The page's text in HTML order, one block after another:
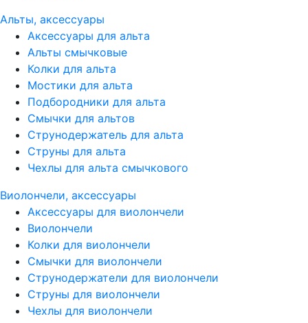
Альты, аксессуары
Аксессуары для альта
Альты смычковые
Колки для альта
Мостики для альта
Подбородники для альта
Смычки для альтов
Струнодержатель для альта
Струны для альта
Чехлы для альта смычкового
Виолончели, аксессуары
Аксессуары для виолончели
Виолончели
Колки для виолончели
Смычки для виолончели
Струнодержатели для виолончели
Струны для виолончели
Чехлы для виолончели